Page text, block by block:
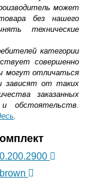
может
без нашего
технические
категории
совершенно
могут отличаться
зависят от таких
заказанных
обстоятельств.
.